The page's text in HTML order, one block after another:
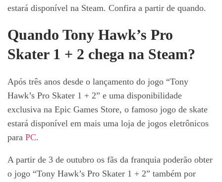
estará disponível na Steam. Confira a partir de quando.
Quando Tony Hawk’s Pro
Skater 1 + 2 chega na Steam?
Após três anos desde o lançamento do jogo “Tony
Hawk’s Pro Skater 1 + 2” e uma disponibilidade
exclusiva na Epic Games Store, o famoso jogo de skate
estará disponível em mais uma loja de jogos eletrônicos
para PC.
A partir de 3 de outubro os fãs da franquia poderão obter
o jogo “Tony Hawk’s Pro Skater 1 + 2” também por